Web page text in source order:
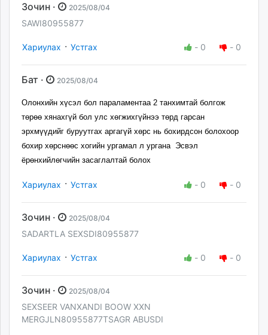
Зочин · 2025/08/04
SAWI80955877
Хариулах · Устгах - 0 - 0
Бат · 2025/08/04
Олонхийн хүсэл бол параламентаа 2 танхимтай болгож
төрөө хянахгүй бол улс хөгжихгүйнээ төрд гарсан
эрхмүүдийг буруутгах аргагүй хөрс нь бохирдсон болохоор
бохир хөрснөөс хогийн ургамал л ургана Эсвэл
ёрөнхийлөгчийн засаглалтай болох
Хариулах · Устгах - 0 - 0
Зочин · 2025/08/04
SADARTLA SEXSDI80955877
Хариулах · Устгах - 0 - 0
Зочин · 2025/08/04
SEXSEER VANXANDI BOOW XXN
MERGJLN80955877TSAGR ABUSDI